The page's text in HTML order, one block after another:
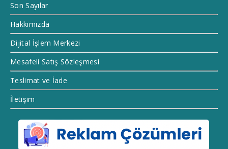
Son Sayılar
Hakkımızda
Dijital İşlem Merkezi
Mesafeli Satış Sözleşmesi
Teslimat ve İade
İletişim